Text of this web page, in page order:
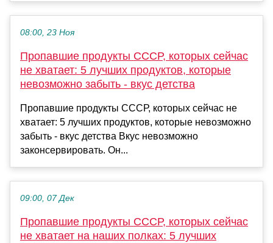
08:00, 23 Ноя
Пропавшие продукты СССР, которых сейчас
не хватает: 5 лучших продуктов, которые
невозможно забыть - вкус детства
Пропавшие продукты СССР, которых сейчас не
хватает: 5 лучших продуктов, которые невозможно
забыть - вкус детства Вкус невозможно
законсервировать. Он...
09:00, 07 Дек
Пропавшие продукты СССР, которых сейчас
не хватает на наших полках: 5 лучших